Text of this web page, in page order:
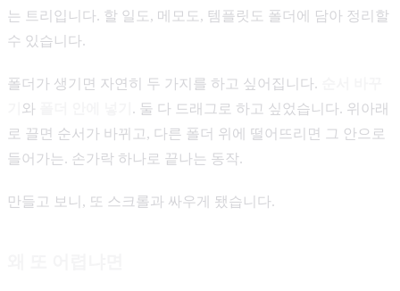
는 트리입니다. 할 일도, 메모도, 템플릿도 폴더에 담아 정리할
수 있습니다.
폴더가 생기면 자연히 두 가지를 하고 싶어집니다.
와
. 둘 다 드래그로 하고 싶었습니다. 위아래
로 끌면 순서가 바뀌고, 다른 폴더 위에 떨어뜨리면 그 안으로
들어가는. 손가락 하나로 끝나는 동작.
만들고 보니, 또 스크롤과 싸우게 됐습니다.